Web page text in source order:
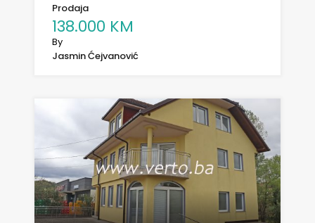
Prodaja
138.000 KM
By
Jasmin Ćejvanović